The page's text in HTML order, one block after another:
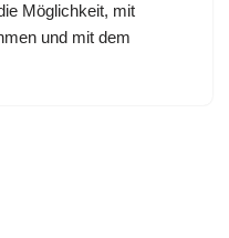
Möglichkeit, mit
und mit dem